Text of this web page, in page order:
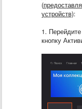
(
устройств):
1.
кнопку